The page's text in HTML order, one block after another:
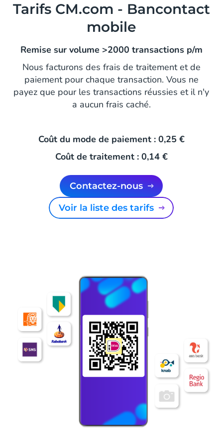
Tarifs CM.com - Bancontact
mobile
Remise sur volume >2000 transactions p/m
Nous facturons des frais de traitement et de
paiement pour chaque transaction. Vous ne
payez que pour les transactions réussies et il n'y
a aucun frais caché.
Coût du mode de paiement : 0,25 €
Coût de traitement : 0,14 €
Contactez-nous
Voir la liste des tarifs